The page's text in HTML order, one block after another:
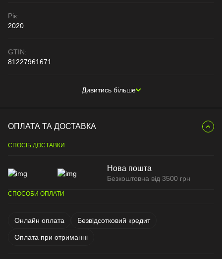
Рік:
2020
GTIN:
81227961671
Дивитись більше
ОПЛАТА ТА ДОСТАВКА
СПОСІБ ДОСТАВКИ
Нова пошта
Безкоштовна від 3500 грн
СПОСОБИ ОПЛАТИ
Онлайн оплата Безвідсотковий кредит
Оплата при отриманні